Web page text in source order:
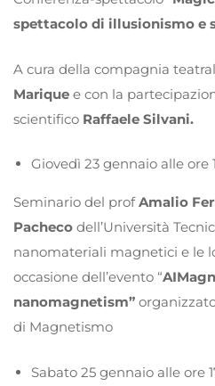
spettacolo di illusionismo e
A cura della compagnia
Marique e con la
scientifico Raffaele Silvani.
Giovedì 23 gennaio alle ore
Seminario del profAmalio
Pacheco dell’Università
nanomateriali magnetici e le
occasione dell’evento “
nanomagnetism”
di Magnetismo
Sabato 25 gennaio alle ore